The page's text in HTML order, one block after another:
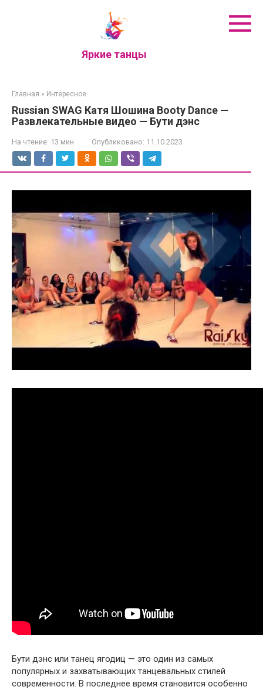
Яркие танцы
Главная » Интересное
Russian SWAG Катя Шошина Booty Dance —
Развлекательные видео — Бути дэнс
На чтение: 13 мин Опубликовано: 11.10.2023
Бути дэнс или танец ягодиц — это один из самых
популярных и захватывающих танцевальных стилей
современности. В последнее время становится особенно